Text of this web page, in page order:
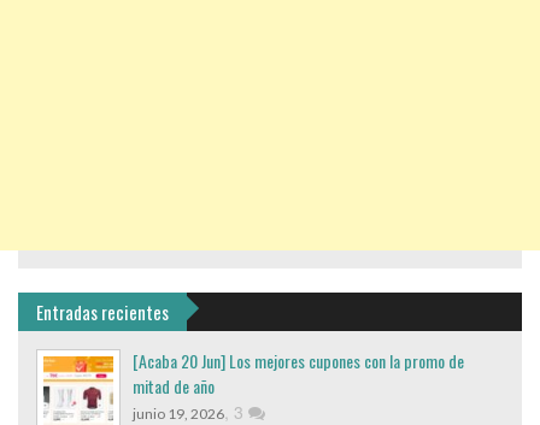
Entradas recientes
[Acaba 20 Jun] Los mejores cupones con la promo de
mitad de año
junio 19, 2026, 3